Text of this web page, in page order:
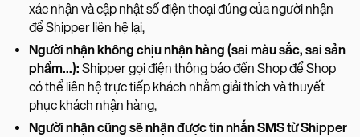
xác nhận và cập nhật số điện thoại đúng của người nhận
để Shipper liên hệ lại,
Người nhận không chịu nhận hàng (sai màu sắc, sai sản
phẩm…): Shipper gọi điện thông báo đến Shop để Shop
có thể liên hệ trực tiếp khách nhằm giải thích và thuyết
phục khách nhận hàng,
Người nhận cũng sẽ nhận được tin nhắn SMS từ Shipper